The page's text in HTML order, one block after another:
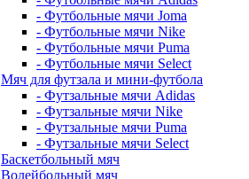
- Футбольные мячи Joma
- Футбольные мячи Nike
- Футбольные мячи Puma
- Футбольные мячи Select
Мяч для футзала и мини-футбола
- Футзальные мячи Adidas
- Футзальные мячи Nike
- Футзальные мячи Puma
- Футзальные мячи Select
Баскетбольный мяч
Волейбольный мяч